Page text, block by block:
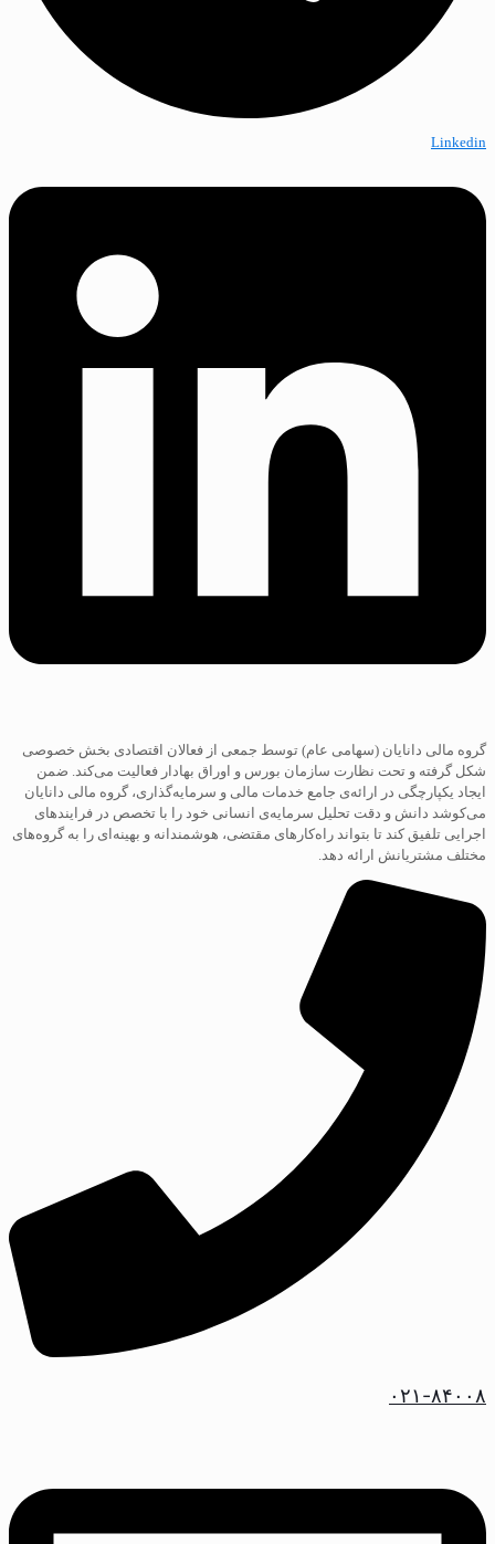
Linkedin
گروه مالی دانایان (سهامی عام) توسط جمعی از فعالان اقتصادی بخش خصوصی
شکل گرفته و تحت نظارت سازمان بورس و اوراق بهادار فعالیت می‌کند. ضمن
ایجاد یکپارچگی در ارائه‌ی جامع خدمات مالی و سرمایه‌گذاری، گروه مالی دانایان
می‌کوشد دانش و دقت تحلیل سرمایه‌ی انسانی خود را با تخصص در فرایند‌های
اجرایی تلفیق کند تا بتواند راه‌کارهای مقتضی، هوشمندانه و بهینه‌ای را به گروه‌های
مختلف مشتریانش ارائه دهد.
۰۲۱-۸۴۰۰۸